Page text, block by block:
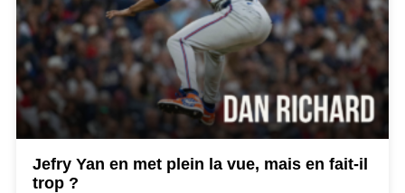
Jefry Yan en met plein la vue, mais en fait-il
trop ?